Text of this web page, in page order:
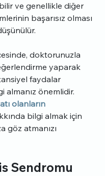
ve genellikle diğer
başarısız olması
doktorunuzla
yaparak
faydalar
almanız önemlidir.
olanların
bilgi almak için
göz atmanızı
Sendromu